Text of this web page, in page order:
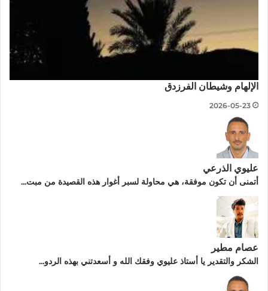
الإلهام وشيطان الفرزدق
2026-05-23
عليوي الذرعي
أتمنى أن تكون موفقة، هي محاولة لسبر أغوار هذه القصيدة من مبت...
عصام مطير
الشكر والتقدير يا أستاذ عليوي وفقك الله و أسعدتني بهذه الردو...